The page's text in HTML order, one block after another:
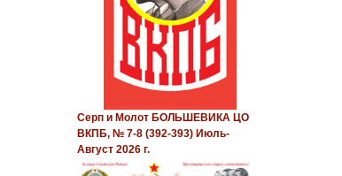
Серп и Молот БОЛЬШЕВИКА ЦО
ВКПБ, № 7-8 (392-393) Июль-
Август 2026 г.